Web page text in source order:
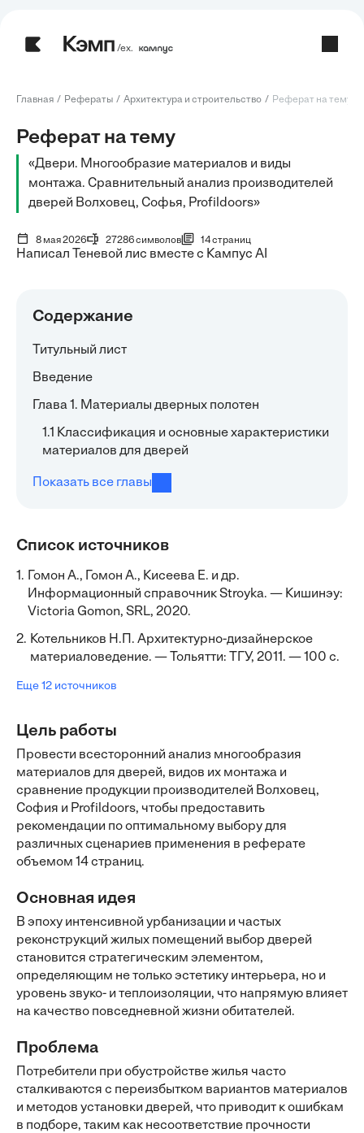
/ех.
Главная Рефераты Архитектура и строительство Реферат на тему:
Реферат на тему
«Двери. Многообразие материалов и виды
монтажа. Сравнительный анализ производителей
дверей Волховец, Софья, Profildoors»
8 мая 2026 27286 символов 14 страниц
Написал Теневой лис вместе с Кампус AI
Содержание
Титульный лист
Введение
Глава 1. Материалы дверных полотен
1.1 Классификация и основные характеристики
материалов для дверей
Показать все главы
Список источников
1.
Гомон А., Гомон А., Кисеева Е. и др.
Информационный справочник Stroyka. — Кишинэу:
Victoria Gomon, SRL, 2020.
2. Котельников Н.П. Архитектурно-дизайнерское
материаловедение. — Тольятти: ТГУ, 2011. — 100 с.
Еще 12 источников
Цель работы
Провести всесторонний анализ многообразия
материалов для дверей, видов их монтажа и
сравнение продукции производителей Волховец,
София и Profildoors, чтобы предоставить
рекомендации по оптимальному выбору для
различных сценариев применения в реферате
объемом 14 страниц.
Основная идея
В эпоху интенсивной урбанизации и частых
реконструкций жилых помещений выбор дверей
становится стратегическим элементом,
определяющим не только эстетику интерьера, но и
уровень звуко- и теплоизоляции, что напрямую влияет
на качество повседневной жизни обитателей.
Проблема
Потребители при обустройстве жилья часто
сталкиваются с переизбытком вариантов материалов
и методов установки дверей, что приводит к ошибкам
в подборе, таким как несоответствие прочности